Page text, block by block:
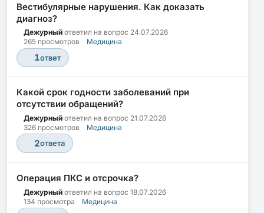
Вестибулярные нарушения. Как доказать
диагноз?
Дежурный ответил на вопрос 24.07.2026
265 просмотров
Медицина
1ответ
Какой срок годности заболеваний при
отсутствии обращений?
Дежурный ответил на вопрос 21.07.2026
326 просмотров
Медицина
2ответа
Операция ПКС и отсрочка?
Дежурный ответил на вопрос 18.07.2026
134 просмотра
Медицина